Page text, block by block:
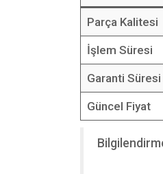
Parça Kalitesi
İşlem Süresi
Garanti Süresi
Güncel Fiyat